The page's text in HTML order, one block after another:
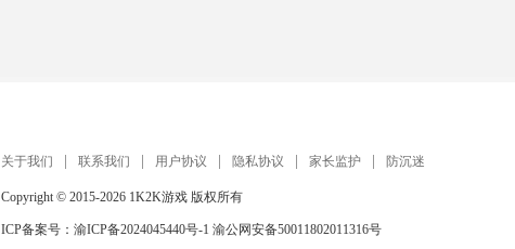
关于我们 联系我们 用户协议 隐私协议 家长监护 防沉迷
Copyright © 2015-2026 1K2K游戏 版权所有
ICP备案号： 渝ICP备2024045440号-1 渝公网安备50011802011316号